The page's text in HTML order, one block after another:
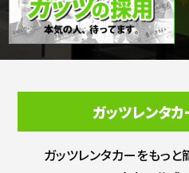
ガッツレンタ
ガッツレンタカーをもっ